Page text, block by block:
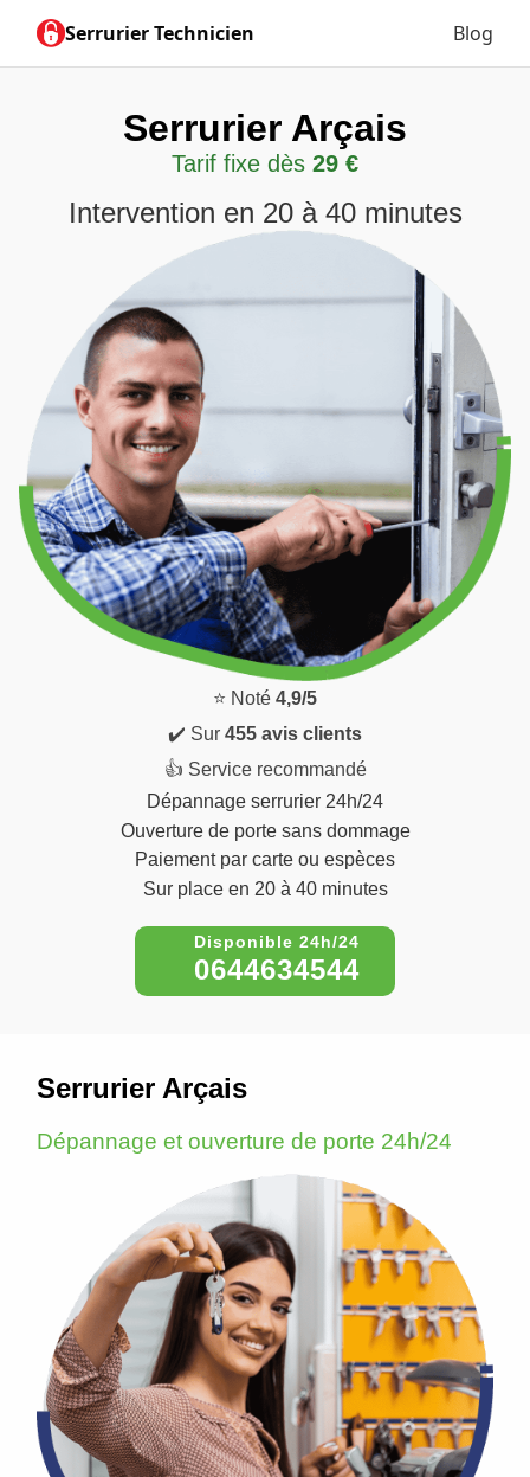
Serrurier Technicien Blog
Serrurier Arçais
Tarif fixe dès 29 €
Intervention en 20 à 40 minutes
⭐ Noté 4,9/5
✔️ Sur 455 avis clients
👍 Service recommandé
Dépannage serrurier 24h/24
Ouverture de porte sans dommage
Paiement par carte ou espèces
Sur place en 20 à 40 minutes
0644634544
Serrurier Arçais
Dépannage et ouverture de porte 24h/24